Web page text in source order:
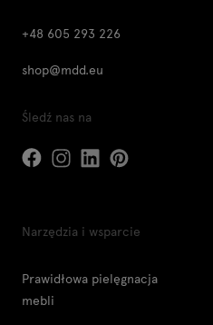
+48 605 293 226
shop@mdd.eu
Śledź nas na
Narzędzia i wsparcie
Prawidłowa pielęgnacja
mebli